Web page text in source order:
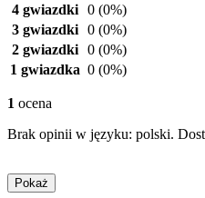
4 gwiazdki 0 (0%)
3 gwiazdki 0 (0%)
2 gwiazdki 0 (0%)
1 gwiazdka 0 (0%)
1 ocena
Brak opinii w języku: polski.
Pokaż